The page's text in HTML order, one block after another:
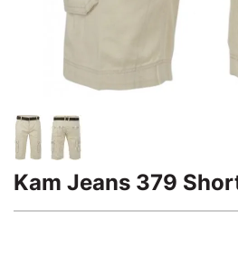
Kam Jeans 379